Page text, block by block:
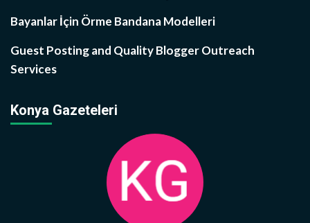
Bayanlar İçin Örme Bandana Modelleri
Guest Posting and Quality Blogger Outreach
Services
Konya Gazeteleri